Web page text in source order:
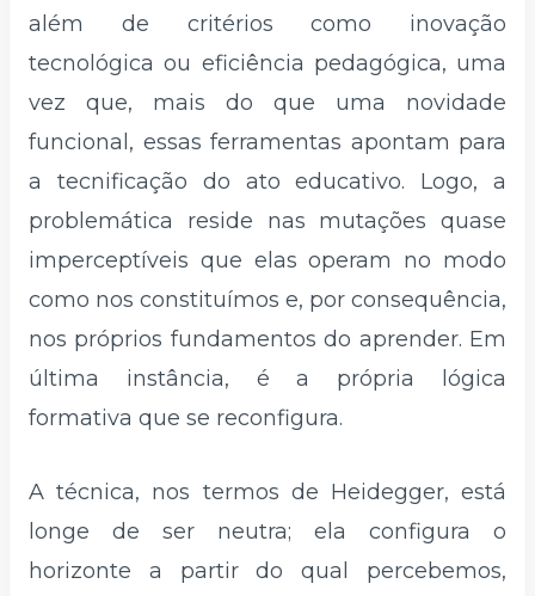
além de critérios como inovação
tecnológica ou eficiência pedagógica, uma
vez que, mais do que uma novidade
funcional, essas ferramentas apontam para
a tecnificação do ato educativo. Logo, a
problemática reside nas mutações quase
imperceptíveis que elas operam no modo
como nos constituímos e, por consequência,
nos próprios fundamentos do aprender. Em
última instância, é a própria lógica
formativa que se reconfigura.
A técnica, nos termos de Heidegger, está
longe de ser neutra; ela configura o
horizonte a partir do qual percebemos,